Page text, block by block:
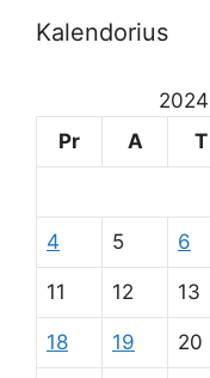
Kalendorius
Pr
A T
4 5 6
11 12 13
18 19 20